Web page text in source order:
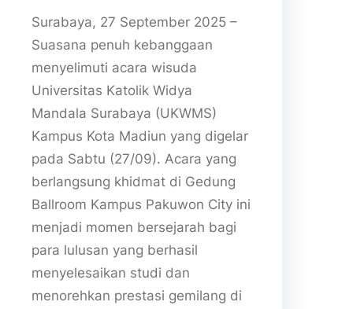
Surabaya, 27 September 2025 –
Suasana penuh kebanggaan
menyelimuti acara wisuda
Universitas Katolik Widya
Mandala Surabaya (UKWMS)
Kampus Kota Madiun yang digelar
pada Sabtu (27/09). Acara yang
berlangsung khidmat di Gedung
Ballroom Kampus Pakuwon City ini
menjadi momen bersejarah bagi
para lulusan yang berhasil
menyelesaikan studi dan
menorehkan prestasi gemilang di